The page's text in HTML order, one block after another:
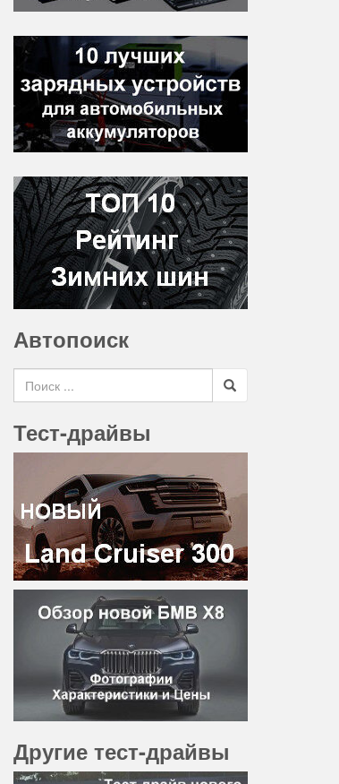
Автопоиск
Search for
Тест-драйвы
Другие тест-драйвы